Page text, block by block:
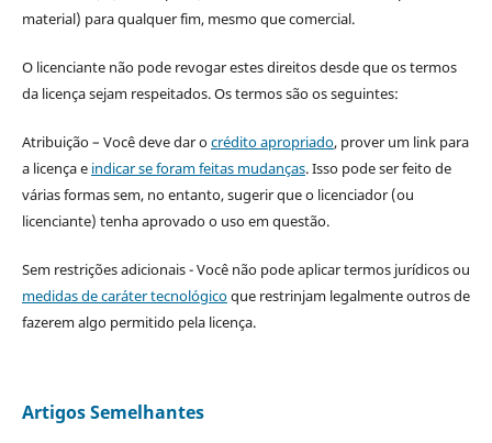
material) para qualquer fim, mesmo que comercial.
O licenciante não pode revogar estes direitos desde que os termos
da licença sejam respeitados. Os termos são os seguintes:
Atribuição – Você deve dar ocrédito apropriado, prover um link para
a licença e indicar se foram feitas mudanças. Isso pode ser feito de
várias formas sem, no entanto, sugerir que o licenciador (ou
licenciante) tenha aprovado o uso em questão.
Sem restrições adicionais - Você não pode aplicar termos jurídicos ou
medidas de caráter tecnológicoque restrinjam legalmente outros de
fazerem algo permitido pela licença.
Artigos Semelhantes